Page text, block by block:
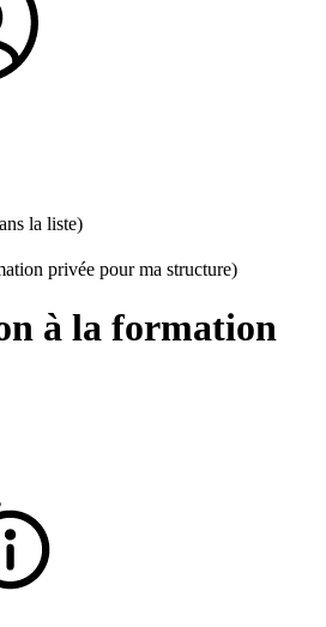
la liste)
privée pour ma structure)
à la formation